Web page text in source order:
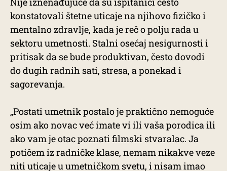
konstatovali štetne uticaje na njihovo fizičko i
mentalno zdravlje, kada je reč o polju rada u
sektoru umetnosti. Stalni osećaj nesigurnosti i
pritisak da se bude produktivan, često dovodi
do dugih radnih sati, stresa, a ponekad i
sagorevanja.
„Postati umetnik postalo je praktično nemoguće
osim ako novac već imate vi ili vaša porodica ili
ako vam je otac poznati filmski stvaralac. Ja
potičem iz radničke klase, nemam nikakve veze
niti uticaje u umetničkom svetu, i nisam imao